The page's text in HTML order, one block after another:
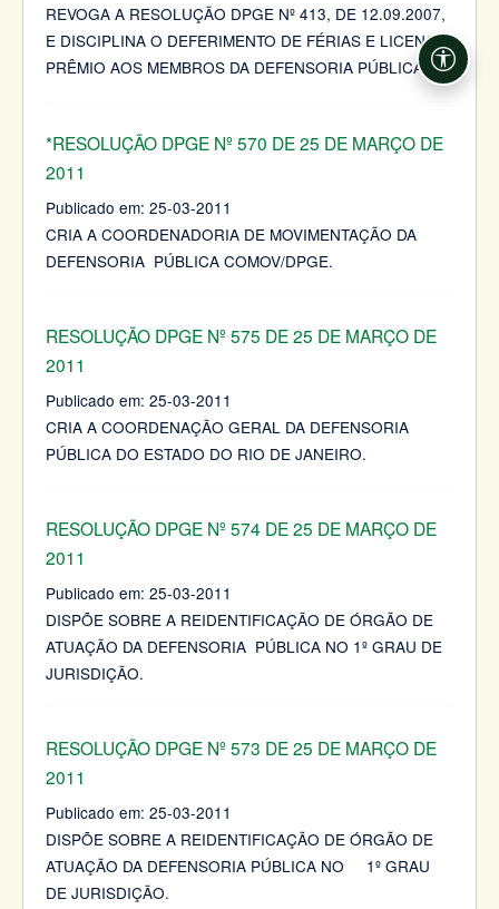
REVOGA A RESOLUÇÃO DPGE Nº 413, DE 12.09.2007,
E DISCIPLINA O DEFERIMENTO DE FÉRIAS E LICENÇA
PRÊMIO AOS MEMBROS DA DEFENSORIA PÚBLICA.
*RESOLUÇÃO DPGE Nº 570 DE 25 DE MARÇO DE
2011
Publicado em: 25-03-2011
CRIA A COORDENADORIA DE MOVIMENTAÇÃO DA
DEFENSORIA PÚBLICA COMOV/DPGE.
RESOLUÇÃO DPGE Nº 575 DE 25 DE MARÇO DE
2011
Publicado em: 25-03-2011
CRIA A COORDENAÇÃO GERAL DA DEFENSORIA
PÚBLICA DO ESTADO DO RIO DE JANEIRO.
RESOLUÇÃO DPGE Nº 574 DE 25 DE MARÇO DE
2011
Publicado em: 25-03-2011
DISPÕE SOBRE A REIDENTIFICAÇÃO DE ÓRGÃO DE
ATUAÇÃO DA DEFENSORIA PÚBLICA NO 1º GRAU DE
JURISDIÇÃO.
RESOLUÇÃO DPGE Nº 573 DE 25 DE MARÇO DE
2011
Publicado em: 25-03-2011
DISPÕE SOBRE A REIDENTIFICAÇÃO DE ÓRGÃO DE
ATUAÇÃO DA DEFENSORIA PÚBLICA NO 1º GRAU
DE JURISDIÇÃO.